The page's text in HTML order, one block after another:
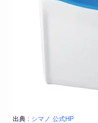
出典 : シマノ 公式HP